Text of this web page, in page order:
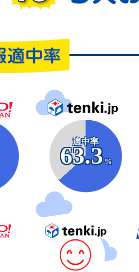
適中率
63.3
%